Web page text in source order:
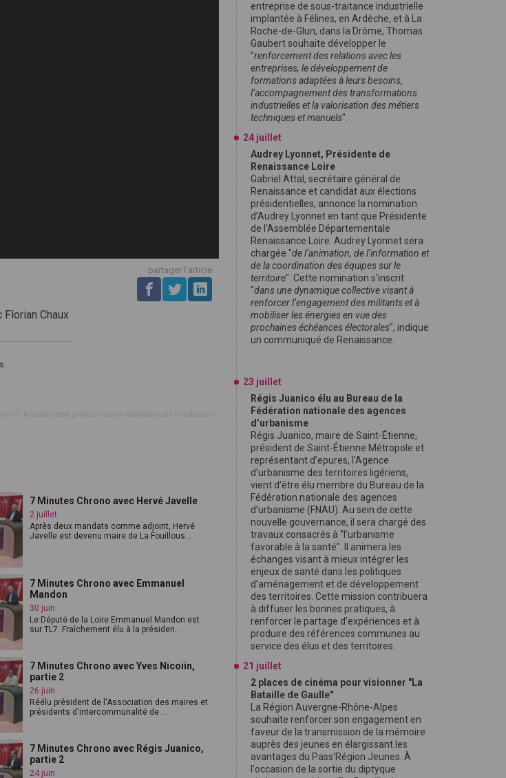
partager l'article
Chaux
7 Minutes Chrono avec Hervé Javelle
2 juillet
Après deux mandats comme adjoint, Hervé
Javelle est devenu maire de La Fouillous...
7 Minutes Chrono avec Emmanuel
Mandon
30 juin
Le Député de la Loire Emmanuel Mandon est
sur TL7. Fraîchement élu à la présiden...
7 Minutes Chrono avec Yves Nicoiin,
partie 2
26 juin
Réélu président de l'Association des maires et
présidents d'intercommunalité de ...
7 Minutes Chrono avec Régis Juanico,
partie 2
24 juin
entreprise de sous-traitance industrielle
implantée à Félines, en Ardèche, et à La
Roche-de-Glun, dans la Drôme, Thomas
Gaubert souhaite développer le
"renforcement des relations avec les
entreprises, le développement de
formations adaptées à leurs besoins,
l’accompagnement des transformations
industrielles et la valorisation des métiers
techniques et manuels".
24 juillet
Audrey Lyonnet, Présidente de
Renaissance Loire
Gabriel Attal, secrétaire général de
Renaissance et candidat aux élections
présidentielles, annonce la nomination
d’Audrey Lyonnet en tant que Présidente
de l’Assemblée Départementale
Renaissance Loire. Audrey Lyonnet sera
chargée "de l’animation, de l’information et
de la coordination des équipes sur le
territoire". Cette nomination s’inscrit
"dans une dynamique collective visant à
renforcer l’engagement des militants et à
mobiliser les énergies en vue des
prochaines échéances électorales", indique
un communiqué de Renaissance.
23 juillet
Régis Juanico élu au Bureau de la
Fédération nationale des agences
d’urbanisme
Régis Juanico, maire de Saint-Étienne,
président de Saint-Étienne Métropole et
représentant d’epures, l’Agence
d’urbanisme des territoires ligériens,
vient d'être élu membre du Bureau de la
Fédération nationale des agences
d’urbanisme (FNAU). Au sein de cette
nouvelle gouvernance, il sera chargé des
travaux consacrés à "l’urbanisme
favorable à la santé". Il animera les
échanges visant à mieux intégrer les
enjeux de santé dans les politiques
d’aménagement et de développement
des territoires. Cette mission contribuera
à diffuser les bonnes pratiques, à
renforcer le partage d’expériences et à
produire des références communes au
service des élus et des territoires.
21 juillet
2 places de cinéma pour visionner "La
Bataille de Gaulle"
La Région Auvergne-Rhône-Alpes
souhaite renforcer son engagement en
faveur de la transmission de la mémoire
auprès des jeunes en élargissant les
avantages du Pass'Région Jeunes. À
l'occasion de la sortie du diptyque